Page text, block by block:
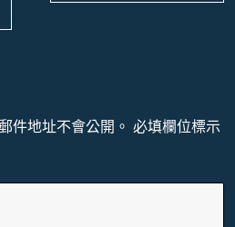
件地址不會公開。 必填欄位標示